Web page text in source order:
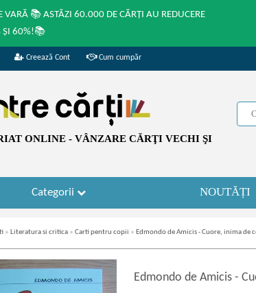
VARĂ 📚 ASTĂZI 60.000 DE CĂRȚI AU REDUCERE
ȘI 60%!📚
Creează Cont Cum cumpăr
ONLINE - VÂNZARE CĂRŢI VECHI ŞI
Categorii NOUTĂȚI
» Literatura si critica » Carti pentru copii » Edmondo de Amicis - Cuore, inima de
Edmondo de Amicis -